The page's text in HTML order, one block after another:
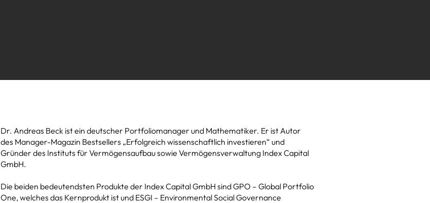
Dr. Andreas Beck ist ein deutscher Portfoliomanager und Mathematiker. Er ist Autor
des Manager-Magazin Bestsellers „Erfolgreich wissenschaftlich investieren“ und
Gründer des Instituts für Vermögensaufbau sowie Vermögensverwaltung Index ­Capital
GmbH.
Die beiden bedeutendsten Produkte der Index Capital GmbH sind GPO – ­Global Portfolio
One, welches das Kernprodukt ist und ESGI – Environmental Social ­Governance